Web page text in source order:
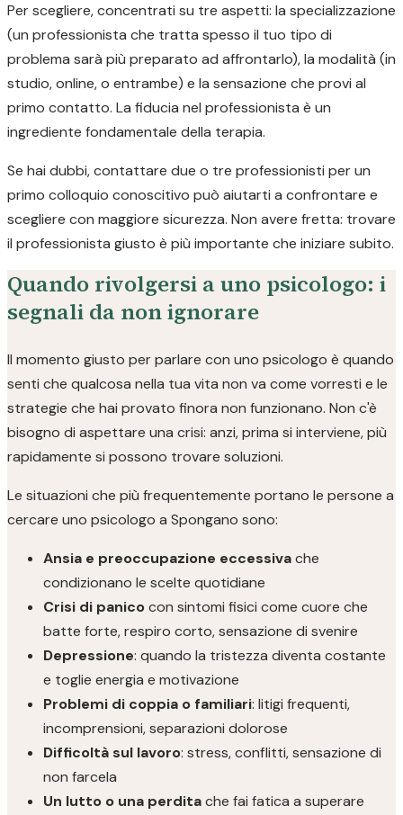
Per scegliere, concentrati su tre aspetti: la specializzazione
(un professionista che tratta spesso il tuo tipo di
problema sarà più preparato ad affrontarlo), la modalità (in
studio, online, o entrambe) e la sensazione che provi al
primo contatto. La fiducia nel professionista è un
ingrediente fondamentale della terapia.
Se hai dubbi, contattare due o tre professionisti per un
primo colloquio conoscitivo può aiutarti a confrontare e
scegliere con maggiore sicurezza. Non avere fretta: trovare
il professionista giusto è più importante che iniziare subito.
Quando rivolgersi a uno psicologo: i
segnali da non ignorare
Il momento giusto per parlare con uno psicologo è quando
senti che qualcosa nella tua vita non va come vorresti e le
strategie che hai provato finora non funzionano. Non c'è
bisogno di aspettare una crisi: anzi, prima si interviene, più
rapidamente si possono trovare soluzioni.
Le situazioni che più frequentemente portano le persone a
cercare uno psicologo a Spongano sono:
Ansia e preoccupazione eccessivache
condizionano le scelte quotidiane
Crisi di panicocon sintomi fisici come cuore che
batte forte, respiro corto, sensazione di svenire
Depressione: quando la tristezza diventa costante
e toglie energia e motivazione
Problemi di coppia o familiari: litigi frequenti,
incomprensioni, separazioni dolorose
Difficoltà sul lavoro: stress, conflitti, sensazione di
non farcela
Un lutto o una perditache fai fatica a superare